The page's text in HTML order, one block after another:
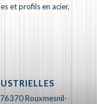
et profils en acier,
Rouxmesnil-